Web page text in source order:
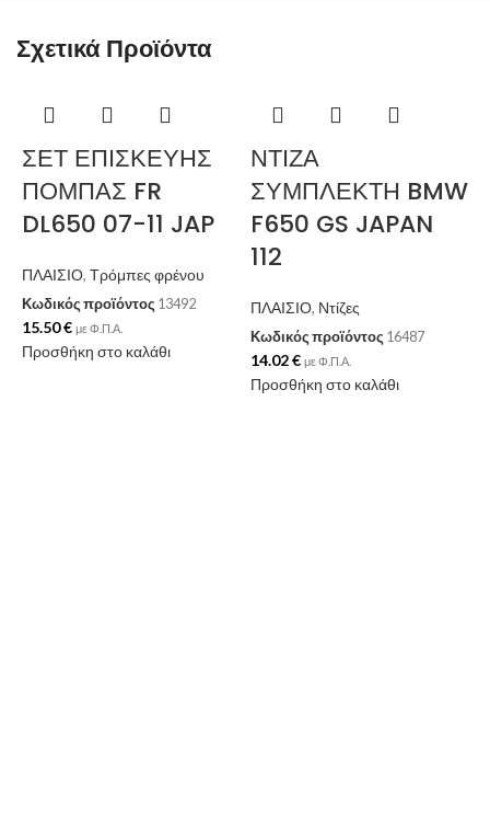
Σχετικά Προϊόντα
ΣΕΤ ΕΠΙΣΚΕΥΗΣ
ΠΟΜΠΑΣ FR
DL650 07-11 JAP
ΠΛΑΙΣΙΟ, Τρόμπες φρένου
Κωδικός προϊόντος 13492
15.50€ με Φ.Π.Α.
Προσθήκη στο καλάθι
ΝΤΙΖΑ
ΣΥΜΠΛΕΚΤΗ BMW
F650 GS JAPAN
112
ΠΛΑΙΣΙΟ, Ντίζες
Κωδικός προϊόντος 16487
14.02€ με Φ.Π.Α.
Προσθήκη στο καλάθι